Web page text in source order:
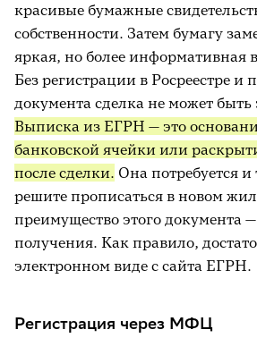
красивые бумажные
собственности. Затем бумагу
яркая, но более информативная
Без регистрации в Росреестре и
документа сделка не может быть
Выписка из ЕГРН — это
банковской ячейки или
после сделки. Она потребуется и
решите прописаться в новом
преимущество этого документа —
получения. Как правило,
электронном виде с сайта ЕГРН.
Регистрация через МФЦ